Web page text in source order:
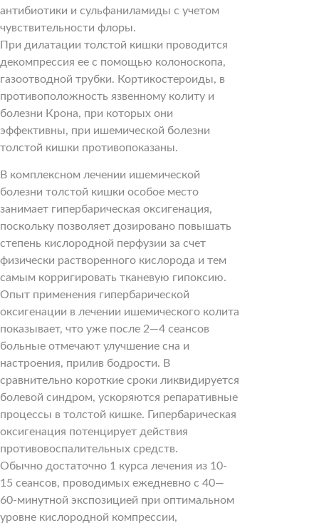
антибиотики и сульфаниламиды с учетом
чувствительности флоры.
При дилатации толстой кишки проводится
декомпрессия ее с помощью колоноскопа,
газоотводной трубки. Кортикостероиды, в
противоположность язвенному колиту и
болезни Крона, при которых они
эффективны, при ишемической болезни
толстой кишки противопоказаны.
В комплексном лечении ишемической
болезни толстой кишки особое место
занимает гипербарическая оксигенация,
поскольку позволяет дозировано повышать
степень кислородной перфузии за счет
физически растворенного кислорода и тем
самым корригировать тканевую гипоксию.
Опыт применения гипербарической
оксигенации в лечении ишемического колита
показывает, что уже после 2—4 сеансов
больные отмечают улучшение сна и
настроения, прилив бодрости. В
сравнительно короткие сроки ликвидируется
болевой синдром, ускоряются репаративные
процессы в толстой кишке. Гипербарическая
оксигенация потенцирует действия
противовоспалительных средств.
Обычно достаточно 1 курса лечения из 10-
15 сеансов, проводимых ежедневно с 40—
60-минутной экспозицией при оптимальном
уровне кислородной компрессии,